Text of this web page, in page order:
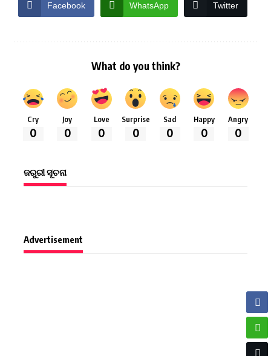
Facebook WhatsApp Twitter
What do you think?
Cry
0
Joy
0
Love
0
Surprise
0
Sad
0
Happy
0
Angry
0
ଜରୁରୀ ସୂଚନା
Advertisement